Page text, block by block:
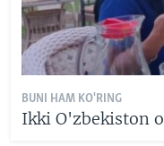
BUNI HAM KO'RING
Ikki O'zbekiston